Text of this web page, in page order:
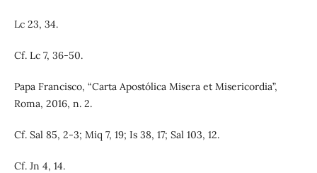
Lc 23, 34.
Cf. Lc 7, 36-50.
Papa Francisco, “Carta Apostólica Misera et Misericordia”,
Roma, 2016, n. 2.
Cf. Sal 85, 2-3; Miq 7, 19; Is 38, 17; Sal 103, 12.
Cf. Jn 4, 14.